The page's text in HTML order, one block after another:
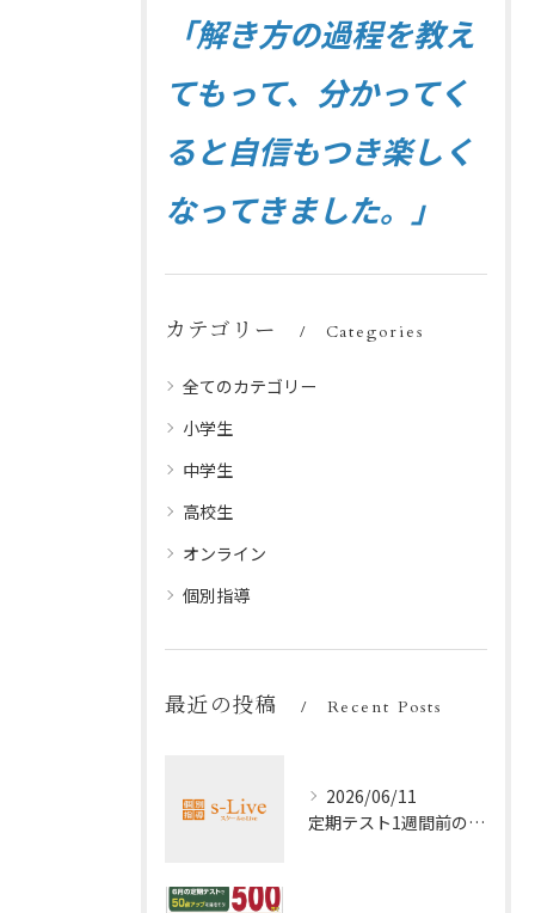
「解き方の過程を教え
てもって、分かってく
ると自信もつき楽しく
なってきました。」
カテゴリー Categories
全てのカテゴリー
小学生
中学生
高校生
オンライン
個別指導
最近の投稿 Recent Posts
2026/06/11
定期テスト1週間前の効率暗記法